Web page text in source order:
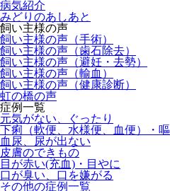
病気紹介
みどりのあしあと
飼い主様の声
飼い主様の声（手術）
飼い主様の声（歯石除去）
飼い主様の声（避妊・去勢）
飼い主様の声（輸血）
飼い主様の声（健康診断）
虹の橋の声
症例一覧
元気がない、ぐったり
下痢（軟便、水様便、血便）・嘔
血尿、尿が出ない
皮膚のできもの
目が赤い(充血)・目やに
口が臭い、口を嫌がる
その他の症例一覧